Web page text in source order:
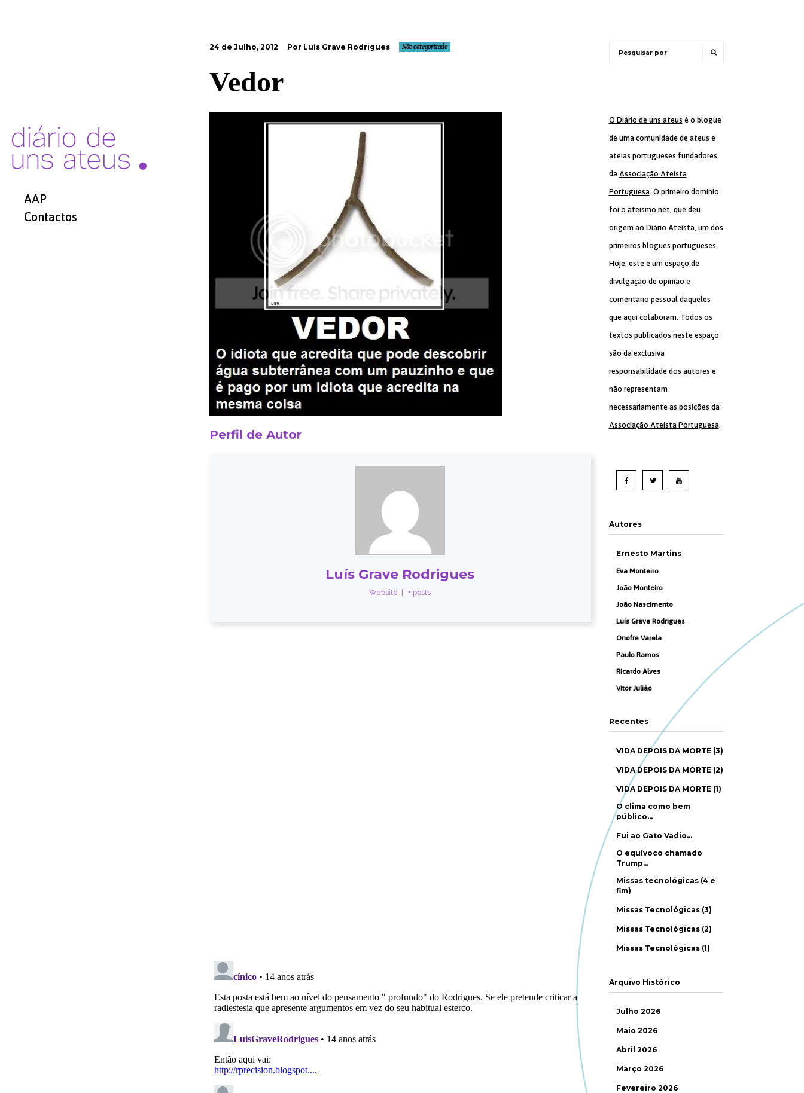
AAP
Contactos
24 de Julho, 2012 Por Luís Grave Rodrigues Não categorizado
Vedor
Perfil de Autor
Luís Grave Rodrigues
Website + posts
O Diário de uns ateus é o blogue
de uma comunidade de ateus e
ateias portugueses fundadores
da Associação Ateísta
Portuguesa. O primeiro domínio
foi o ateismo.net, que deu
origem ao Diário Ateísta, um dos
primeiros blogues portugueses.
Hoje, este é um espaço de
divulgação de opinião e
comentário pessoal daqueles
que aqui colaboram. Todos os
textos publicados neste espaço
são da exclusiva
responsabilidade dos autores e
não representam
necessariamente as posições da
Associação Ateísta Portuguesa.
Autores
Ernesto Martins
Eva Monteiro
João Monteiro
João Nascimento
Luís Grave Rodrigues
Onofre Varela
Paulo Ramos
Ricardo Alves
Vítor Julião
Recentes
VIDA DEPOIS DA MORTE (3)
VIDA DEPOIS DA MORTE (2)
VIDA DEPOIS DA MORTE (1)
O clima como bem
público…
Fui ao Gato Vadio…
O equívoco chamado
Trump…
Missas tecnológicas (4 e
fim)
Missas Tecnológicas (3)
Missas Tecnológicas (2)
Missas Tecnológicas (1)
Arquivo Histórico
Julho 2026
Maio 2026
Abril 2026
Março 2026
Fevereiro 2026